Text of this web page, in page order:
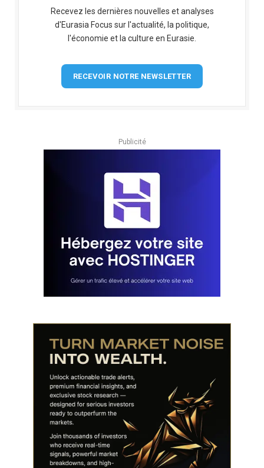
Recevez les dernières nouvelles et analyses
d'Eurasia Focus sur l'actualité, la politique,
l'économie et la culture en Eurasie.
RECEVOIR NOTRE NEWSLETTER
Publicité